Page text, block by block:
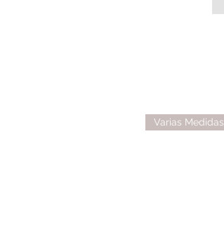
Varias Medidas